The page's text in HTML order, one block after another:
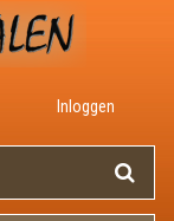
Inloggen